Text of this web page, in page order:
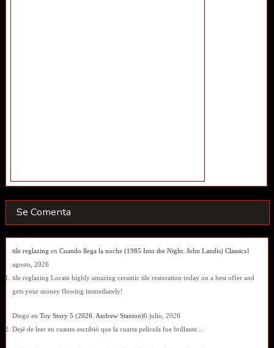
Se Comenta
tile reglazing en Cuando llega la noche (1985 Into the Night. John Landis) Classics1
agosto, 2026
tile reglazing Locate highly amazing ceramic tile restoration today on a best offer and
gets your money flowing immediately!
Diego en Toy Story 5 (2026. Andrew Stanton)6 julio, 2026
Dejé de leer en cuanto escribió que la cuarta película fue brillante...